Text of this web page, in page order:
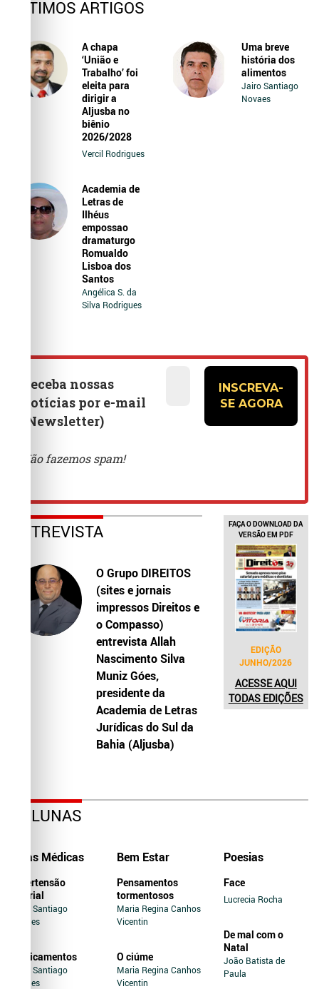
ÚLTIMOS ARTIGOS
A chapa
‘União e
Trabalho’ foi
eleita para
dirigir a
Aljusba no
biênio
2026/2028
Vercil Rodrigues
Uma breve
história dos
alimentos
Jairo Santiago
Novaes
Academia de
Letras de
Ilhéus
empossao
dramaturgo
Romualdo
Lisboa dos
Santos
Angélica S. da
Silva Rodrigues
ENTREVISTA
O Grupo DIREITOS
(sites e jornais
impressos Direitos e
o Compasso)
entrevista Allah
Nascimento Silva
Muniz Góes,
presidente da
Academia de Letras
Jurídicas do Sul da
Bahia (Aljusba)
FAÇA O DOWNLOAD DA
VERSÃO EM PDF
EDIÇÃO
JUNHO/2026
ACESSE AQUI
TODAS EDIÇÕES
COLUNAS
Dicas Médicas
Hipertensão
Arterial
Jairo Santiago
Novaes
Medicamentos
Jairo Santiago
Novaes
Bem Estar
Pensamentos
tormentosos
Maria Regina Canhos
Vicentin
O ciúme
Maria Regina Canhos
Vicentin
Poesias
Face
Lucrecia Rocha
De mal com o
Natal
João Batista de
Paula